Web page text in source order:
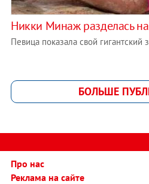
Никки Минаж разделась
Певица показала свой гигантский
БОЛЬШЕ
Про нас
Реклама на сайте